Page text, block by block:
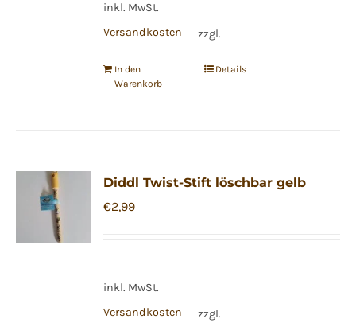
inkl. MwSt.
zzgl.
Versandkosten
In den
Warenkorb
Details
Diddl Twist-Stift löschbar gelb
€2,99
inkl. MwSt.
zzgl.
Versandkosten